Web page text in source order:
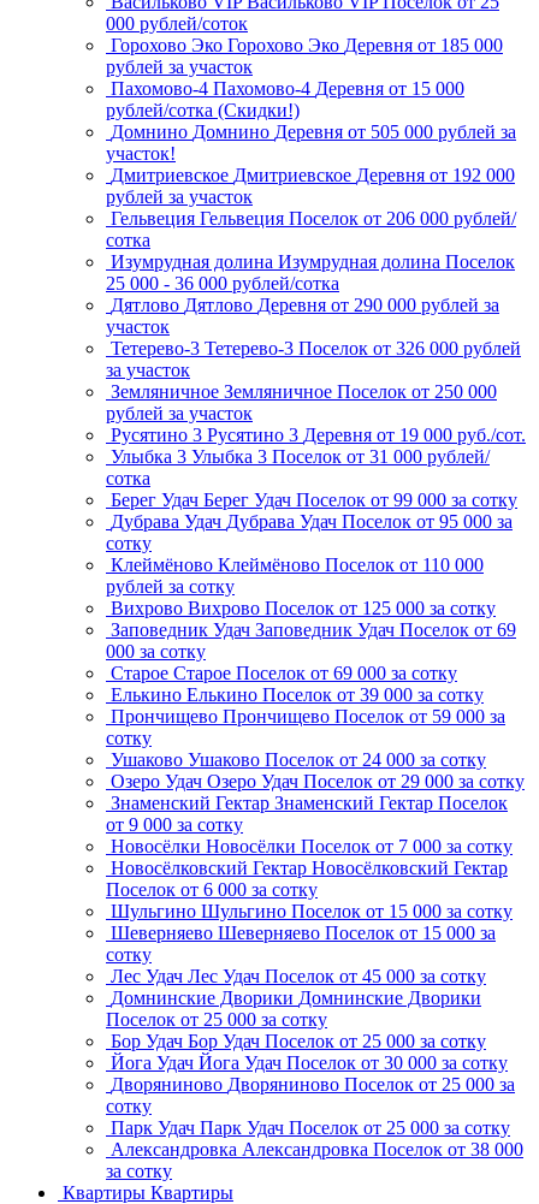
000 рублей/соток
Горохово Эко Горохово Эко Деревня от 185 000
рублей за участок
Пахомово-4 Пахомово-4 Деревня от 15 000
рублей/сотка (Скидки!)
Домнино Домнино Деревня от 505 000 рублей за
участок!
Дмитриевское Дмитриевское Деревня от 192 000
рублей за участок
Гельвеция Гельвеция Поселок от 206 000 рублей/
сотка
Изумрудная долина Изумрудная долина Поселок
25 000 - 36 000 рублей/сотка
Дятлово Дятлово Деревня от 290 000 рублей за
участок
Тетерево-3 Тетерево-3 Поселок от 326 000 рублей
за участок
Земляничное Земляничное Поселок от 250 000
рублей за участок
Русятино 3 Русятино 3 Деревня от 19 000 руб./сот.
Улыбка 3 Улыбка 3 Поселок от 31 000 рублей/
сотка
Берег Удач Берег Удач Поселок от 99 000 за сотку
Дубрава Удач Дубрава Удач Поселок от 95 000 за
сотку
Клеймёново Клеймёново Поселок от 110 000
рублей за сотку
Вихрово Вихрово Поселок от 125 000 за сотку
Заповедник Удач Заповедник Удач Поселок от 69
000 за сотку
Старое Старое Поселок от 69 000 за сотку
Елькино Елькино Поселок от 39 000 за сотку
Прончищево Прончищево Поселок от 59 000 за
сотку
Ушаково Ушаково Поселок от 24 000 за сотку
Озеро Удач Озеро Удач Поселок от 29 000 за сотку
Знаменский Гектар Знаменский Гектар Поселок
от 9 000 за сотку
Новосёлки Новосёлки Поселок от 7 000 за сотку
Новосёлковский Гектар Новосёлковский Гектар
Поселок от 6 000 за сотку
Шульгино Шульгино Поселок от 15 000 за сотку
Шеверняево Шеверняево Поселок от 15 000 за
сотку
Лес Удач Лес Удач Поселок от 45 000 за сотку
Домнинские Дворики Домнинские Дворики
Поселок от 25 000 за сотку
Бор Удач Бор Удач Поселок от 25 000 за сотку
Йога Удач Йога Удач Поселок от 30 000 за сотку
Дворяниново Дворяниново Поселок от 25 000 за
сотку
Парк Удач Парк Удач Поселок от 25 000 за сотку
Александровка Александровка Поселок от 38 000
за сотку
Квартиры Квартиры